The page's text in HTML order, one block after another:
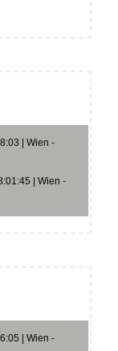
| Wien -
| Wien -
| Wien -